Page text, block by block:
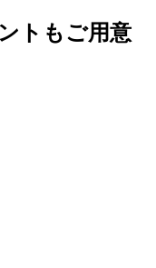
トもご用意